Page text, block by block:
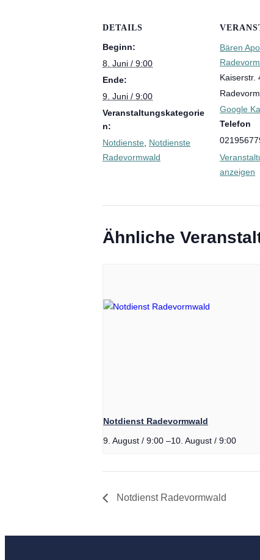
Orale
DETAILS
Beginn:
8. Juni / 9:00
Ende:
9. Juni / 9:00
Veranstaltungskategorie
n:
Notdienste Notdienste
Radevormwald
Bären
Kaiserstr.
Google
Telefon
anzeigen
Ähnliche
Notdienst Radevormwald
9. August / 9:00 –10. August / 9:00
Notdienst Radevormwald